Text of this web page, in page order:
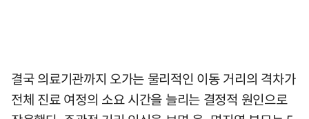
결국 의료기관까지 오가는 물리적인 이동 거리의 격차가
전체 진료 여정의 소요 시간을 늘리는 결정적 원인으로